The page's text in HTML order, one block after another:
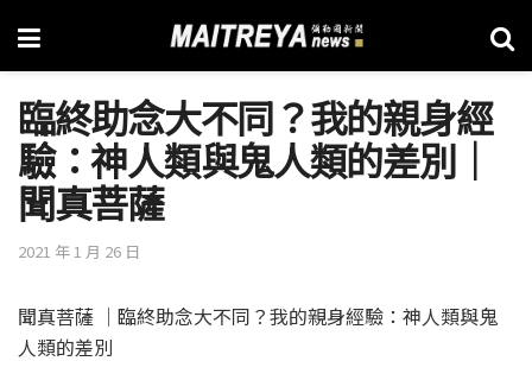
臨終助念大不同？我的親身經
驗：神人類與鬼人類的差別│
聞真菩薩
2021 年 1 月 26 日
聞真菩薩 │臨終助念大不同？我的親身經驗：神人類與鬼
人類的差別